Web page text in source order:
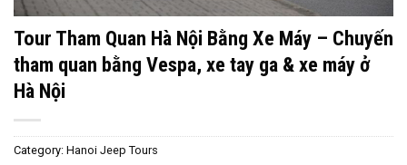
Tour Tham Quan Hà Nội Bằng Xe Máy – Chuyến
tham quan bằng Vespa, xe tay ga & xe máy ở
Hà Nội
Category: Hanoi Jeep Tours